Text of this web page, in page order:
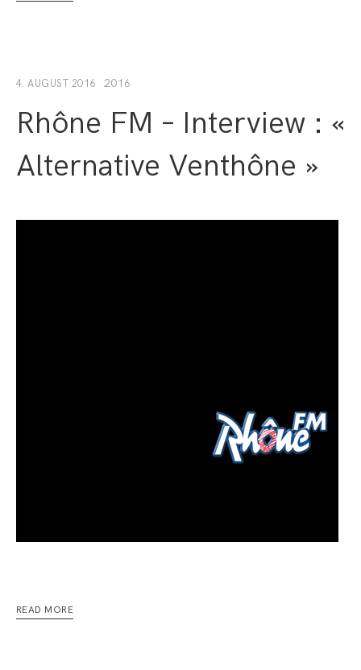
4. AUGUST 2016 2016
Rhône FM – Interview : «
Alternative Venthône »
READ MORE